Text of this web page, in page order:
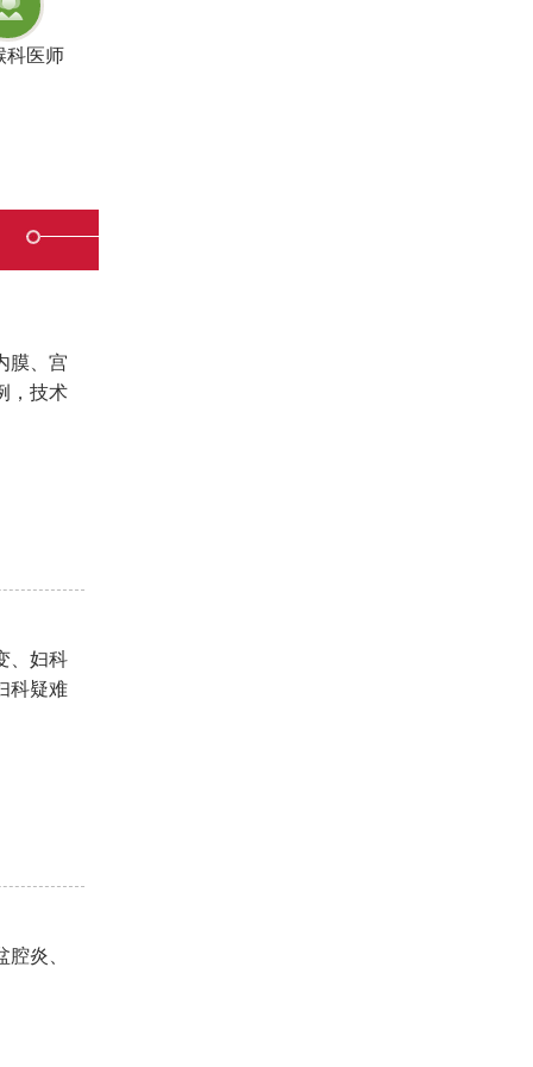
科医师
膜、宫
，技术
、妇科
科疑难
炎、